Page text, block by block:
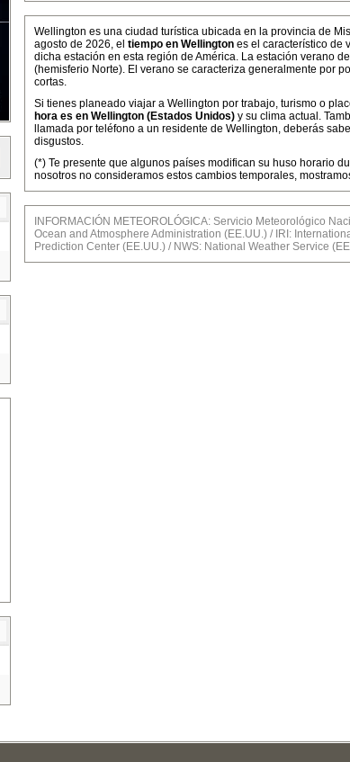
Wellington es una ciudad turística ubicada en la provincia de
agosto de 2026, el tiempo en Wellington es el característico de
dicha estación en esta región de América. La estación verano
(hemisferio Norte). El verano se caracteriza generalmente por
cortas.
Si tienes planeado viajar a Wellington por trabajo, turismo o
hora es en Wellington (Estados Unidos) y su clima actual.
llamada por teléfono a un residente de Wellington, deberás
disgustos.
(*) Te presente que algunos países modifican su huso horario
nosotros no consideramos estos cambios temporales,
INFORMACIÓN METEOROLÓGICA: Servicio Meteorológico
Ocean and Atmosphere Administration (EE.UU.) / IRI:
Prediction Center (EE.UU.) / NWS: National Weather Service